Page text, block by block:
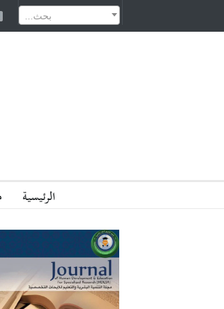
...بحث
للزوايا السنوسية وأثره في نجاح الدعوة السنوسية
الرئيسية